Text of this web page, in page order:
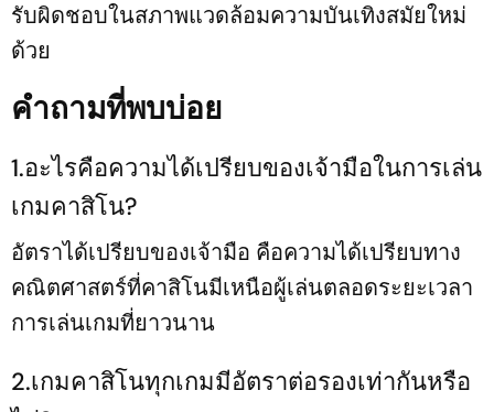
รับผิดชอบในสภาพแวดล้อมความบันเทิงสมัยใหม่
ด้วย
คำถามที่พบบ่อย
1.อะไรคือความได้เปรียบของเจ้ามือในการเล่น
เกมคาสิโน?
อัตราได้เปรียบของเจ้ามือ คือความได้เปรียบทาง
คณิตศาสตร์ที่คาสิโนมีเหนือผู้เล่นตลอดระยะเวลา
การเล่นเกมที่ยาวนาน
2.เกมคาสิโนทุกเกมมีอัตราต่อรองเท่ากันหรือ